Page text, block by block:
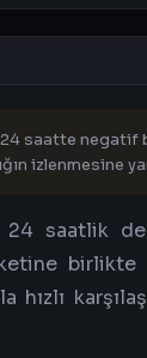
saatte negatif
izlenmesine
24 saatlik
birlikte